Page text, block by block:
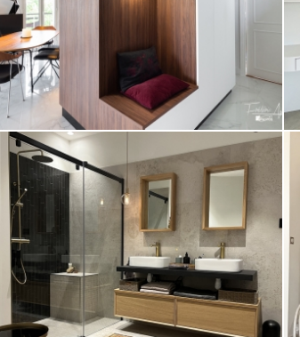
RÉNOVATION SALLE DE BAIN
Appartement Maison